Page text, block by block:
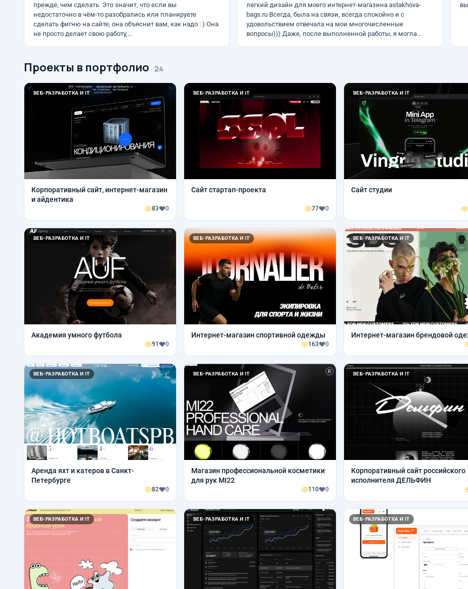
прежде, чем сделать. Это значит, что если вы
недостаточно в чём-то разобрались или планируете
сделать фигню на сайте, она объяснит вам, как надо : ) Она
не просто делает свою работу,…
легкий дизайн для моего интернет-магазина astakhova-
bags.ru Всегда, была на связи, всегда спокойно и с
удовольствием отвечала на мои многочисленные
вопросы))) Даже, после выполненной работы, я могла…
Проекты в портфолио · 24
ВЕБ-РАЗРАБОТКА И IT
Корпоративный сайт, интернет-магазин
и айдентика
83 0
ВЕБ-РАЗРАБОТКА И IT
Сайт стартап-проекта
77 0
ВЕБ-РАЗРАБОТКА И IT
Сайт студии
ВЕБ-РАЗРАБОТКА И IT
Академия умного футбола
91 0
ВЕБ-РАЗРАБОТКА И IT
Интернет-магазин спортивной одежды
163 0
ВЕБ-РАЗРАБОТКА И IT
Интернет-магазин брендовой
ВЕБ-РАЗРАБОТКА И IT
Аренда яхт и катеров в Санкт-
Петербурге
82 0
ВЕБ-РАЗРАБОТКА И IT
Магазин профессиональной косметики
для рук MI22
110 0
ВЕБ-РАЗРАБОТКА И IT
Корпоративный сайт российского
исполнителя ДЕЛЬФИН
ВЕБ-РАЗРАБОТКА И IT ВЕБ-РАЗРАБОТКА И IT ВЕБ-РАЗРАБОТКА И IT